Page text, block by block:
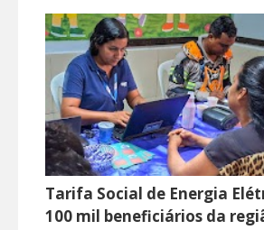
Tarifa Social de Energia
100 mil beneficiários da